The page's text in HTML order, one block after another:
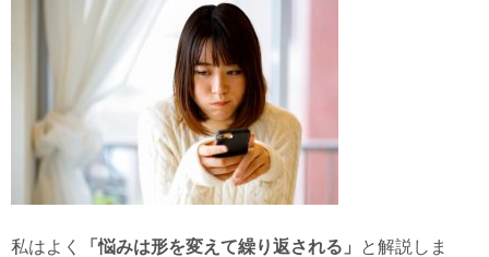
私はよく 「悩みは形を変えて繰り返される」
と解説しま